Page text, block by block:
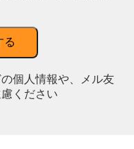
る
個人情報や、メル友
ください